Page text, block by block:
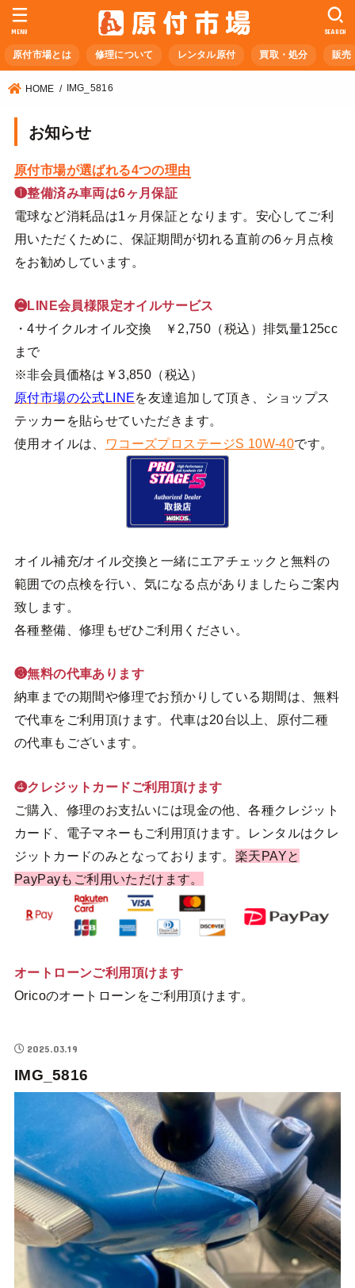
原付市場とは 修理について レンタル原付 買取・処分 販売
SEARCH
MENU
HOME IMG_5816
お知らせ
原付市場が選ばれる4つの理由
❶整備済み車両は6ヶ月保証
電球など消耗品は1ヶ月保証となります。安心してご利
用いただくために、保証期間が切れる直前の6ヶ月点検
をお勧めしています。
❷LINE会員様限定オイルサービス
・4サイクルオイル交換 ￥2,750（税込）排気量125cc
まで
※非会員価格は￥3,850（税込）
原付市場の公式LINEを友達追加して頂き、ショップス
テッカーを貼らせていただきます。
使用オイルは、
ワコーズプロステージS 10W-40です。
オイル補充/オイル交換と一緒にエアチェックと無料の
範囲での点検を行い、気になる点がありましたらご案内
致します。
各種整備、修理もぜひご利用ください。
❸無料の代車あります
納車までの期間や修理でお預かりしている期間は、無料
で代車をご利用頂けます。代車は20台以上、原付二種
の代車もございます。
❹クレジットカードご利用頂けます
ご購入、修理のお支払いには現金の他、各種クレジット
カード、電子マネーもご利用頂けます。レンタルはクレ
ジットカードのみとなっております。 楽天PAYと
PayPayもご利用いただけます。
オートローンご利用頂けます
Oricoのオートローンをご利用頂けます。
2025.03.19
IMG_5816